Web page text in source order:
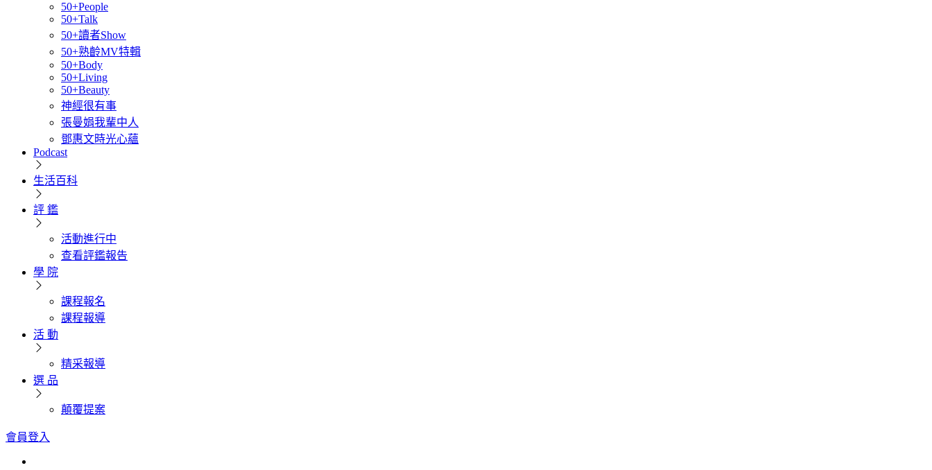
50+People
50+Talk
50+讀者Show
50+熟齡MV特輯
50+Body
50+Living
50+Beauty
神經很有事
張曼娟我輩中人
鄧惠文時光心蘊
Podcast
生活百科
評 鑑
活動進行中
查看評鑑報告
學 院
課程報名
課程報導
活 動
精采報導
選 品
顛覆提案
會員登入